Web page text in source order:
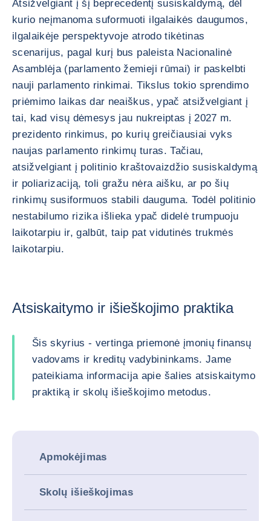
Atsižvelgiant į šį beprecedentį susiskaldymą, dėl
kurio neįmanoma suformuoti ilgalaikės daugumos,
ilgalaikėje perspektyvoje atrodo tikėtinas
scenarijus, pagal kurį bus paleista Nacionalinė
Asamblėja (parlamento žemieji rūmai) ir paskelbti
nauji parlamento rinkimai. Tikslus tokio sprendimo
priėmimo laikas dar neaiškus, ypač atsižvelgiant į
tai, kad visų dėmesys jau nukreiptas į 2027 m.
prezidento rinkimus, po kurių greičiausiai vyks
naujas parlamento rinkimų turas. Tačiau,
atsižvelgiant į politinio kraštovaizdžio susiskaldymą
ir poliarizaciją, toli gražu nėra aišku, ar po šių
rinkimų susiformuos stabili dauguma. Todėl politinio
nestabilumo rizika išlieka ypač didelė trumpuoju
laikotarpiu ir, galbūt, taip pat vidutinės trukmės
laikotarpiu.
Atsiskaitymo ir išieškojimo praktika
Šis skyrius - vertinga priemonė įmonių finansų
vadovams ir kreditų vadybininkams. Jame
pateikiama informacija apie šalies atsiskaitymo
praktiką ir skolų išieškojimo metodus.
Apmokėjimas
Skolų išieškojimas